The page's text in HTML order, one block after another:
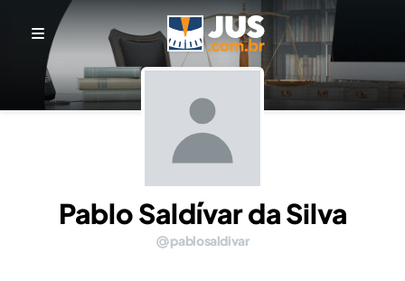
Pablo Saldívar da Silva
pablosaldivar